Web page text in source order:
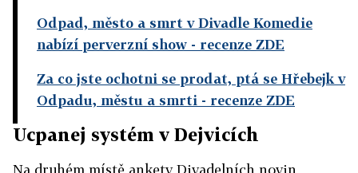
Odpad, město a smrt v Divadle Komedie
nabízí perverzní show - recenze ZDE
Za co jste ochotni se prodat, ptá se Hřebejk v
Odpadu, městu a smrti - recenze ZDE
Ucpanej systém v Dejvicích
Na druhém místě ankety Divadelních novin